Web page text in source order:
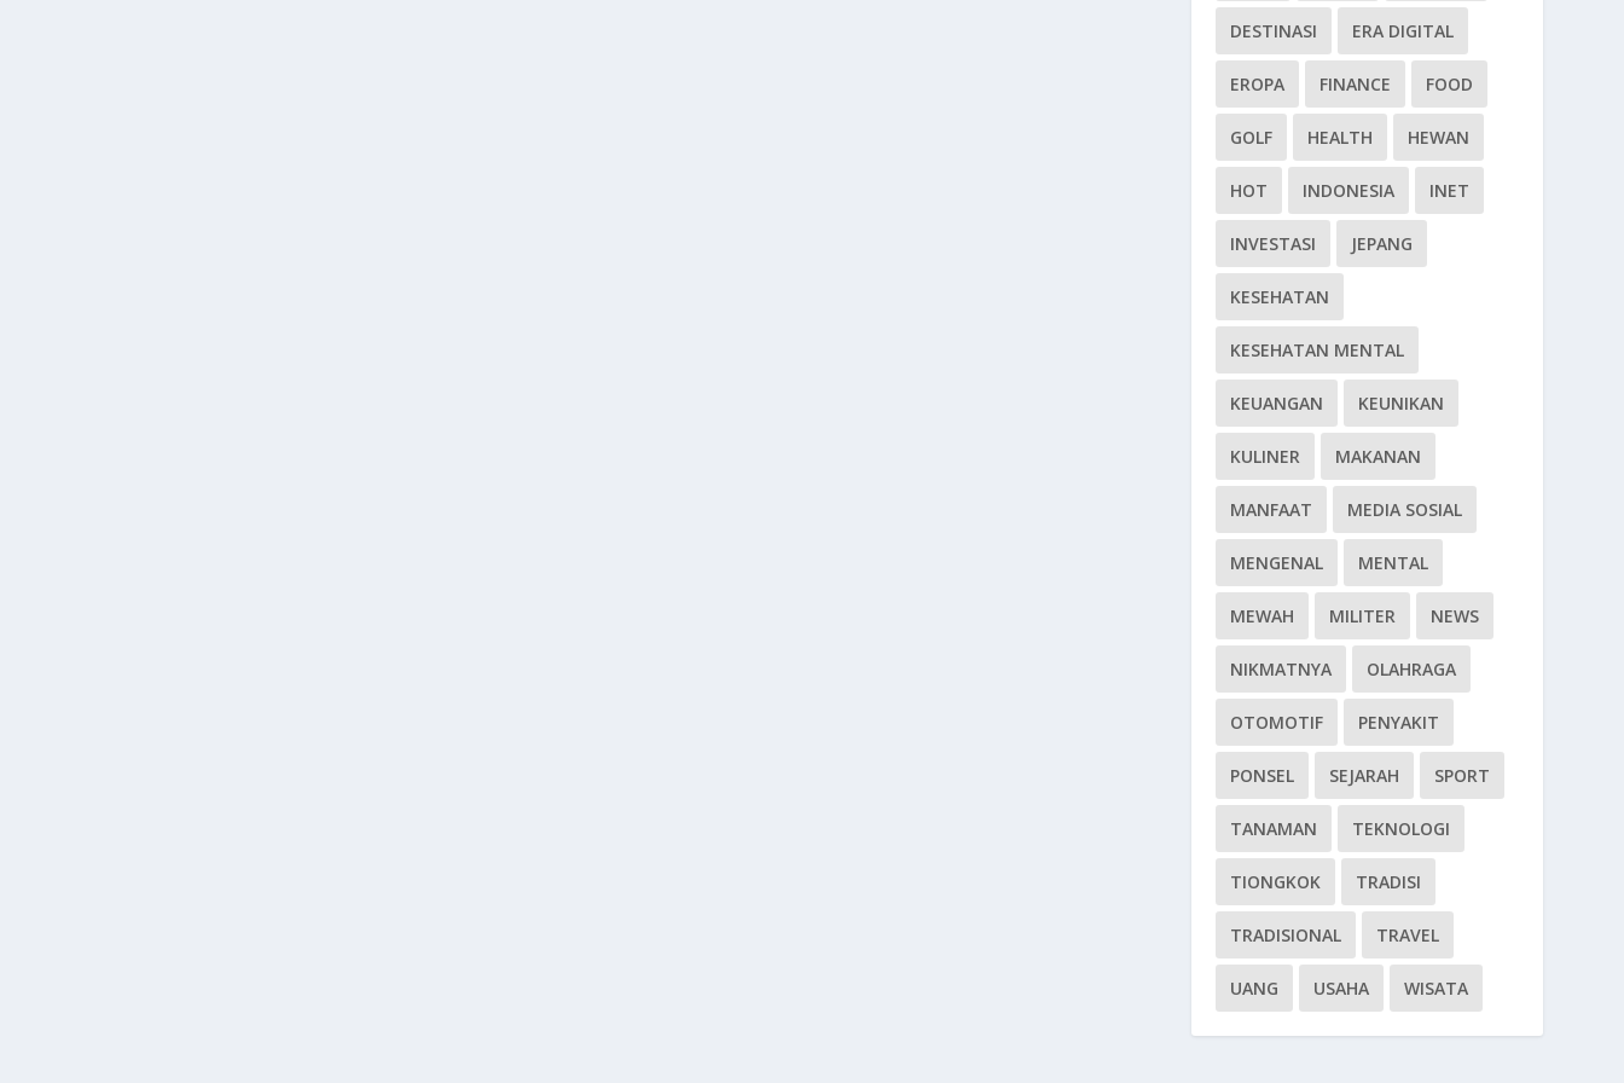
DESTINASI ERA DIGITAL
EROPA FINANCE FOOD
GOLF HEALTH HEWAN
HOT INDONESIA INET
INVESTASI JEPANG
KESEHATAN
KESEHATAN MENTAL
KEUANGAN KEUNIKAN
KULINER MAKANAN
MANFAAT MEDIA SOSIAL
MENGENAL MENTAL
MEWAH MILITER NEWS
NIKMATNYA OLAHRAGA
OTOMOTIF PENYAKIT
PONSEL SEJARAH SPORT
TANAMAN TEKNOLOGI
TIONGKOK TRADISI
TRADISIONAL TRAVEL
UANG USAHA WISATA